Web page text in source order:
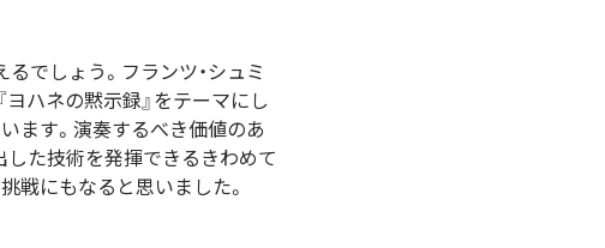
でしょう。フランツ・シュミ
ハネの黙示録』をテーマにし
ます。演奏するべき価値のあ
した技術を発揮できるきわめて
戦にもなると思いました。